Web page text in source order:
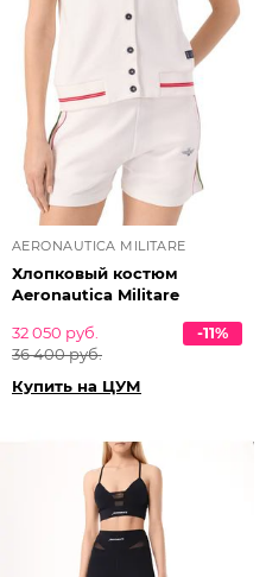
AERONAUTICA MILITARE
Хлопковый костюм
Aeronautica Militare
32 050 руб.
36 400 руб.
-11%
Купить на ЦУМ